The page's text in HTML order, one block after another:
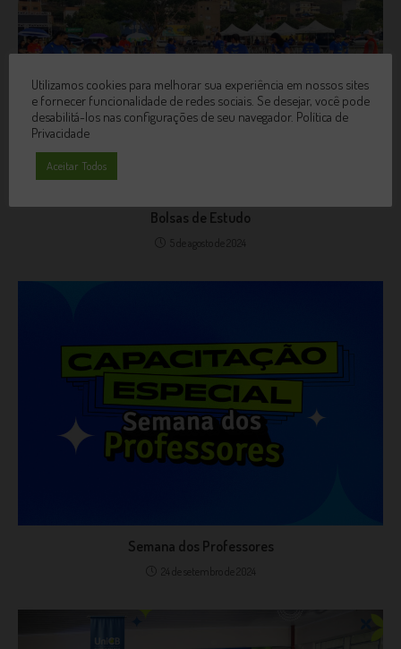
Bolsas de Estudo
5 de agosto de 2024
Semana dos Professores
24 de setembro de 2024
Utilizamos cookies para melhorar sua experiência em nossos sites
e fornecer funcionalidade de redes sociais. Se desejar, você pode
desabilitá-los nas configurações de seu navegador. Política de
Privacidade
Aceitar Todos